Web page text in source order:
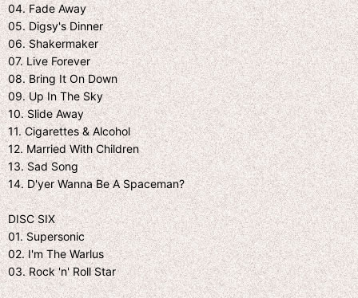
04. Fade Away
05. Digsy's Dinner
06. Shakermaker
07. Live Forever
08. Bring It On Down
09. Up In The Sky
10. Slide Away
11. Cigarettes & Alcohol
12. Married With Children
13. Sad Song
14. D'yer Wanna Be A Spaceman?
DISC SIX
01. Supersonic
02. I'm The Warlus
03. Rock 'n' Roll Star